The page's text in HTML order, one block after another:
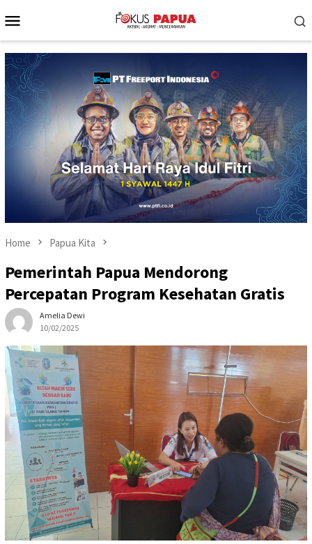
to
Menu
Home Papua Kita
Pemerintah Papua Mendorong
Percepatan Program Kesehatan Gratis
Amelia Dewi
10/02/2025